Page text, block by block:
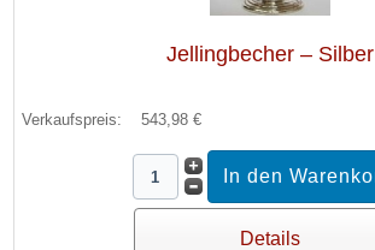
Jellingbecher – Silber
Verkaufspreis: 543,98 €
Details